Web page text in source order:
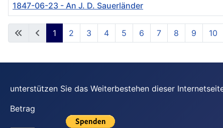
Beiträge
1847-06-23 - An J. D. Sauerländer
1 2 3 4 5 6 7 8 9 10
unterstützen Sie das Weiterbestehen dieser
Betrag